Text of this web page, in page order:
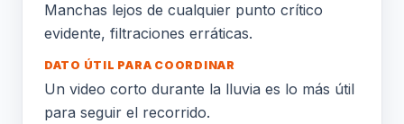
Manchas lejos de cualquier punto crítico
evidente, filtraciones erráticas.
DATO ÚTIL PARA COORDINAR
Un video corto durante la lluvia es lo más útil
para seguir el recorrido.